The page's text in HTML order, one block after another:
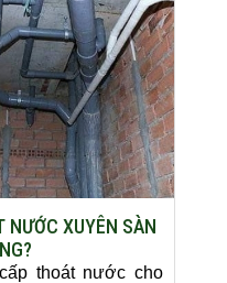
NƯỚC XUYÊN SÀN
thoát nước cho